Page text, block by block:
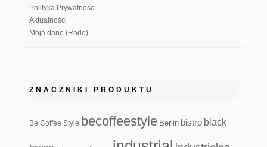
Polityka Prywatności
Aktualności
Moja dane (Rodo)
ZNACZNIKI PRODUKTU
Be Coffee Style becoffeestyle Berlin bistro black